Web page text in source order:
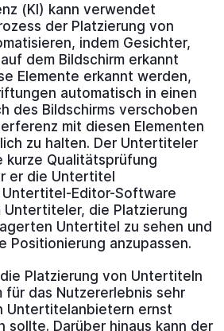
(KI) kann verwendet
der Platzierung von
indem Gesichter,
dem Bildschirm erkannt
Elemente erkannt werden,
automatisch in einen
des Bildschirms verschoben
mit diesen Elementen
zu halten. Der Untertiteler
kurze Qualitätsprüfung
er die Untertitel
Editor-Software
Untertiteler, die Platzierung
Untertitel zu sehen und
Positionierung anzupassen.
Platzierung von Untertiteln
für das Nutzererlebnis sehr
Untertitelanbietern ernst
sollte. Darüber hinaus kann der